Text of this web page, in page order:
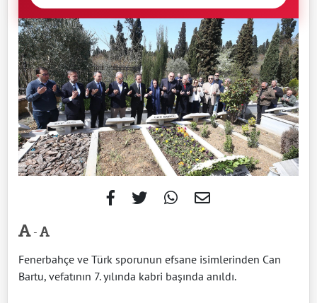
-
Fenerbahçe ve Türk sporunun efsane isimlerinden Can
Bartu, vefatının 7. yılında kabri başında anıldı.